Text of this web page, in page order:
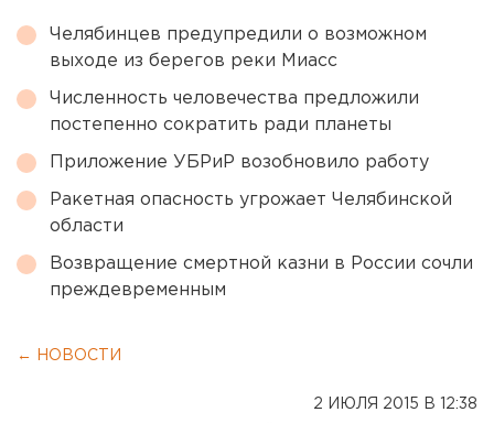
Челябинцев предупредили о возможном
выходе из берегов реки Миасс
Численность человечества предложили
постепенно сократить ради планеты
Приложение УБРиР возобновило работу
Ракетная опасность угрожает Челябинской
области
Возвращение смертной казни в России сочли
преждевременным
← НОВОСТИ
2 ИЮЛЯ 2015 В 12:38